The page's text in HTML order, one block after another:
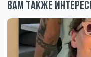
Вам также